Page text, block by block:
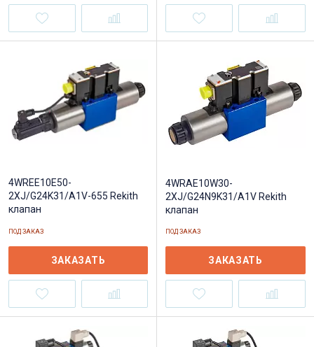
4WREE10E50-
2XJ/G24K31/A1V-655 Rekith
клапан
ПОД ЗАКАЗ
ЗАКАЗАТЬ
4WRAE10W30-
2XJ/G24N9K31/A1V Rekith
клапан
ПОД ЗАКАЗ
ЗАКАЗАТЬ